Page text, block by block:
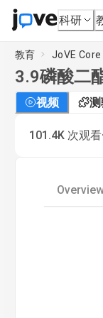
科研
教育 JoVE Core
3.9磷酸二
视频
101.4K 次观看·